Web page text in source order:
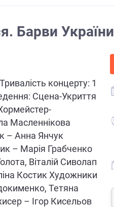
Барви України
концерту: 1
Сцена-Укриття
Масленнікова
– Анна Янчук
– Марія Грабченко
Віталій Сиволап
Костик Художники
Тетяна
– Ігор Кисельов